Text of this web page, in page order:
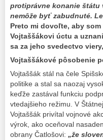
protiprávne konanie štátu
nemôže byť zabudnuté.
Preto mi dovoľte, aby
Vojtaššákovi úctu a
sa za jeho svedectvo
Vojtaššákové pôsobenie
Vojtaššák stál na čele
politike a stal sa naozaj
keďže zastával funkciu
vtedajšieho režimu. V
Vojtaššák privítal vojnové
výrok, ako oceňoval
obrany Čatlošovi: „že